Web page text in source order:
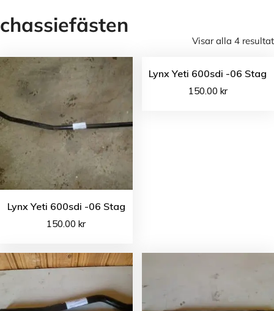
chassiefästen
Visar alla 4 resultat
Lynx Yeti 600sdi -06 Stag
150.00kr
Lynx Yeti 600sdi -06 Stag
150.00 kr